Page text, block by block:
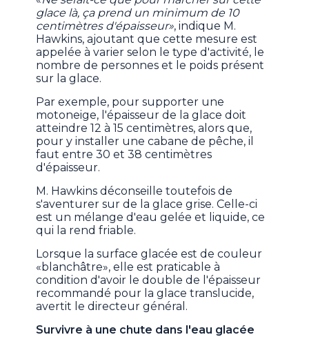
glace là, ça prend un minimum de 10
centimètres d'épaisseur», indique M.
Hawkins, ajoutant que cette mesure est
appelée à varier selon le type d'activité, le
nombre de personnes et le poids présent
sur la glace.
Par exemple, pour supporter une
motoneige, l'épaisseur de la glace doit
atteindre 12 à 15 centimètres, alors que,
pour y installer une cabane de pêche, il
faut entre 30 et 38 centimètres
d'épaisseur.
M. Hawkins déconseille toutefois de
s'aventurer sur de la glace grise. Celle-ci
est un mélange d'eau gelée et liquide, ce
qui la rend friable.
Lorsque la surface glacée est de couleur
«blanchâtre», elle est praticable à
condition d'avoir le double de l'épaisseur
recommandé pour la glace translucide,
avertit le directeur général.
Survivre à une chute dans l'eau glacée